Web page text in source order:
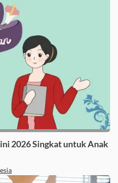
2026 Singkat untuk Anak